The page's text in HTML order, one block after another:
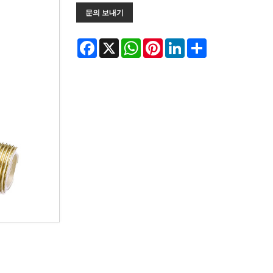
문의 보내기
Facebook
X WhatsApp
PinterestLinkedIn